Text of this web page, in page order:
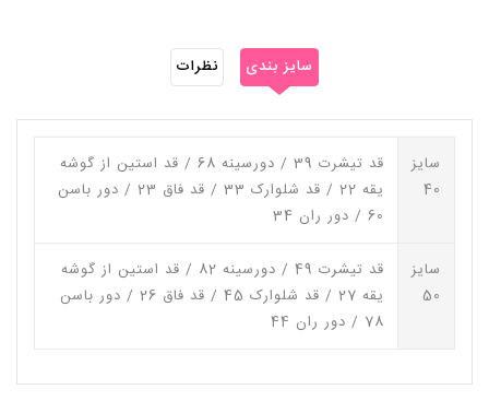
سایز بندی نظرات
سایز
40
قد تیشرت 39 / دورسینه 68 / قد استین از گوشه
یقه 22 / قد شلوارک 33 / قد فاق 23 / دور باسن
60 / دور ران 34
سایز
50
قد تیشرت 49 / دورسینه 82 / قد استین از گوشه
یقه 27 / قد شلوارک 45 / قد فاق 26 / دور باسن
78 / دور ران 44